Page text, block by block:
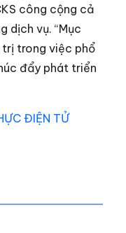
công cộng cả
dịch vụ. “Mục
trong việc phổ
đẩy phát triển
ĐIỆN TỬ